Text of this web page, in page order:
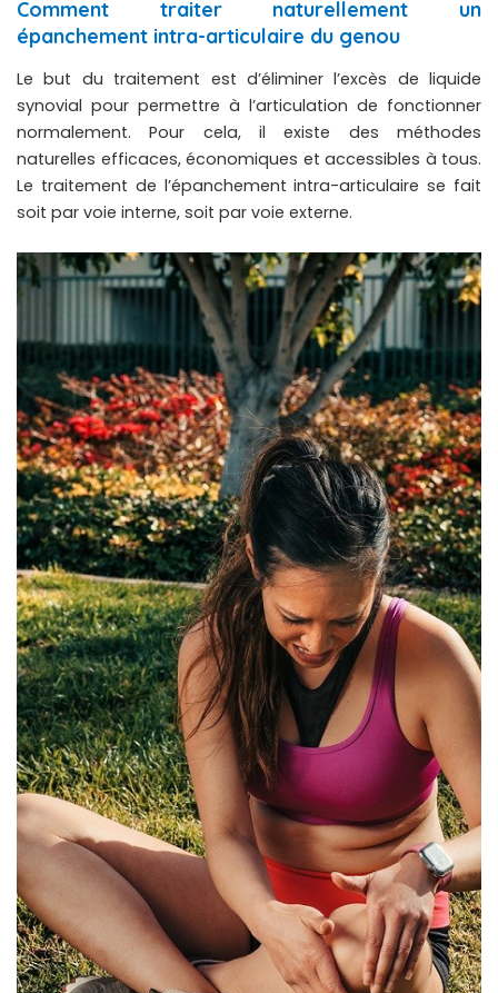
Comment traiter naturellement un
épanchement intra-articulaire du genou
Le but du traitement est d’éliminer l’excès de liquide
synovial pour permettre à l’articulation de fonctionner
normalement. Pour cela, il existe des méthodes
naturelles efficaces, économiques et accessibles à tous.
Le traitement de l’épanchement intra-articulaire se fait
soit par voie interne, soit par voie externe.